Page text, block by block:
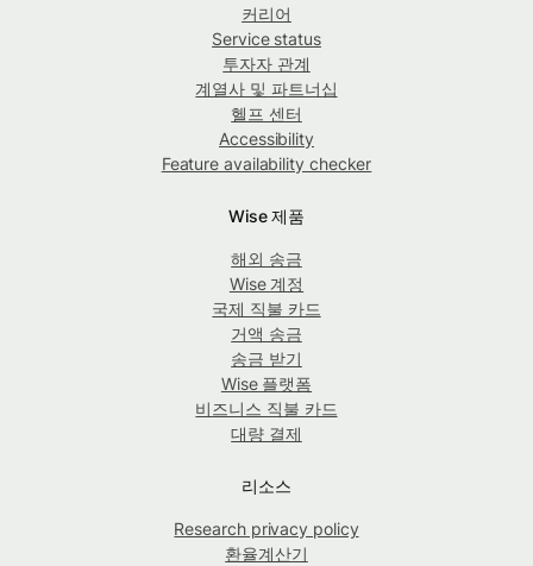
커리어
Service status
투자자 관계
계열사 및 파트너십
헬프 센터
Accessibility
Feature availability checker
Wise 제품
해외 송금
Wise 계정
국제 직불 카드
거액 송금
송금 받기
Wise 플랫폼
비즈니스 직불 카드
대량 결제
리소스
Research privacy policy
환율계산기